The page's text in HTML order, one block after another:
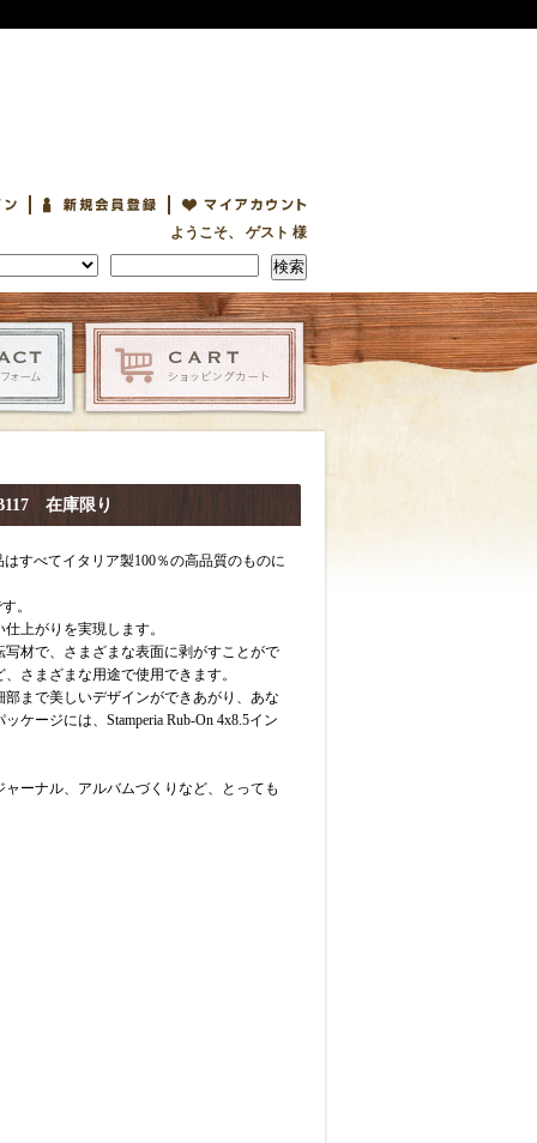
ようこそ、 ゲスト 様
検索
在庫限り
すべてイタリア製100％の高品質のものに
。
上がりを実現します。
材で、さまざまな表面に剥がすことがで
さまざまな用途で使用できます。
まで美しいデザインができあがり、あな
ケージには、Stamperia Rub-On 4x8.5イン
ーナル、アルバムづくりなど、とっても